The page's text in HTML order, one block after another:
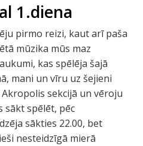
1.diena
pirmo reizi, kaut arī paša
mūzika mūs maz
kas spēlēja šajā
mani un vīru uz šejieni
sekcijā un vēroju
sākt spēlēt, pēc
sākties 22.00, bet
nesteidzīgā mierā